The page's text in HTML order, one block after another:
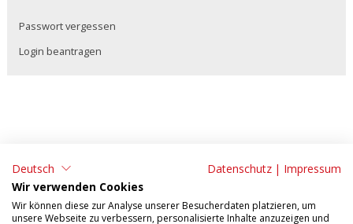
Passwort vergessen
Login beantragen
ADRESSE:
Tonet AG
Tel: 062 295 09 11
Deutsch Datenschutz | Impressum
Wir verwenden Cookies
Wir können diese zur Analyse unserer Besucherdaten platzieren, um
unsere Webseite zu verbessern, personalisierte Inhalte anzuzeigen und